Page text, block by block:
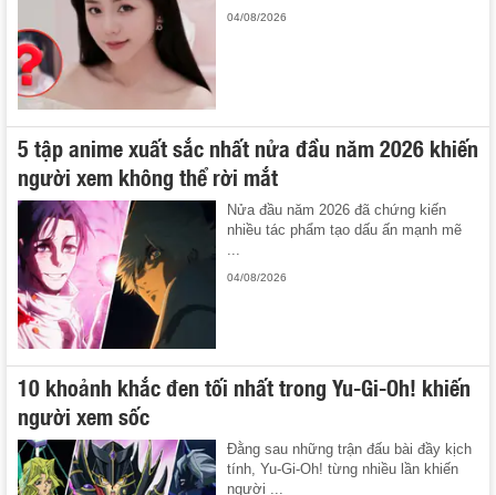
04/08/2026
5 tập anime xuất sắc nhất nửa đầu năm 2026 khiến
người xem không thể rời mắt
Nửa đầu năm 2026 đã chứng kiến
nhiều tác phẩm tạo dấu ấn mạnh mẽ
04/08/2026
10 khoảnh khắc đen tối nhất trong Yu-Gi-Oh! khiến
người xem sốc
Đằng sau những trận đấu bài đầy kịch
tính, Yu-Gi-Oh! từng nhiều lần khiến
người ...